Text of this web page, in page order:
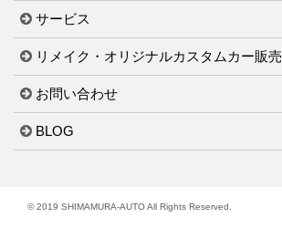
サービス
リメイク・オリジナルカスタムカー販売
お問い合わせ
BLOG
© 2019 SHIMAMURA-AUTO All Rights Reserved.